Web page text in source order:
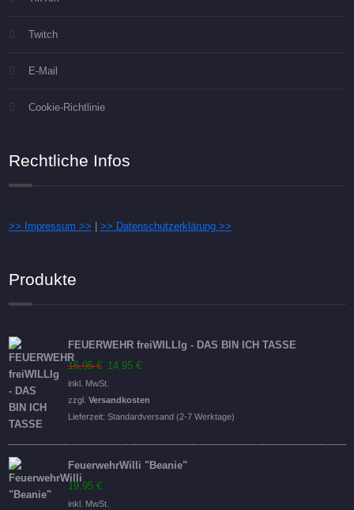
Twitch
E-Mail
Cookie-Richtlinie
Rechtliche Infos
>> Impressum >> >> Datenschutzerklärung >>
Produkte
FEUERWEHR freiWILLIg - DAS BIN ICH TASSE
16,95€ Ursprünglicher
Preis
war:
16,95 €
14,95 €
ist:
14,95 €.
inkl. MwSt.
zzgl. Versandkosten
Lieferzeit: Standardversand (2-7 Werktage)
FeuerwehrWilli "Beanie"
19,95 €
inkl. MwSt.